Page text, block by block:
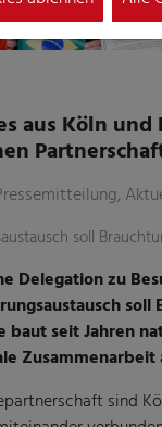
aus Köln und
soll
Delegation zu
baut seit Jahren
Zusammenarbeit
sind